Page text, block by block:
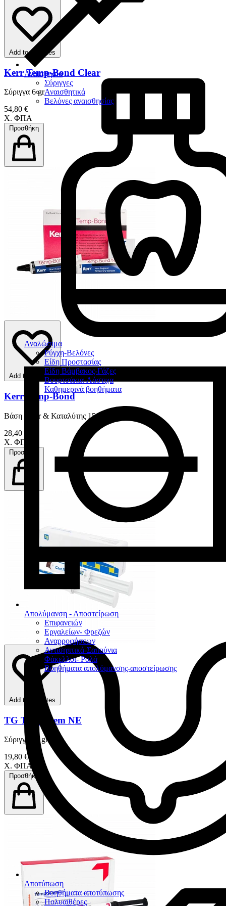
Αναισθησία
Σύριγγες
Αναισθητικά
Βελόνες αναισθησίας
Αναλώσιμα
Ρύγχη-Βελόνες
Είδη Προστασίας
Είδη Βάμβακος-Γάζες
Βουρτσάκια-Λάστιχα
Καθημερινά βοηθήματα
Απολύμανση - Αποστείρωση
Επιφανειών
Εργαλείων- Φρεζών
Αναρροφήσεων
Αντισηπτικά-Σαπούνια
Φάκελλοι- Ρολά
Βοηθήματα απολύμανσης-αποστείρωσης
Αποτύπωση
Βοηθήματα αποτύπωσης
Πολυαιθέρες
Add to favorites
Kerr Temp-Bond Clear
Σύριγγα 6 gr
54,80 €
Χ. ΦΠΑ
Προσθήκη
Add to favorites
Kerr Temp-Bond
Βάση 50 gr & Καταλύτης 15 gr
28,40 €
Χ. ΦΠΑ
Προσθήκη
Add to favorites
TG Temp Cem NE
Σύριγγα 11 gr
19,80 €
Χ. ΦΠΑ
Προσθήκη